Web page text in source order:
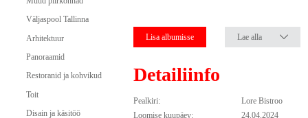
Väljaspool Tallinna
Arhitektuur
Panoraamid
Restoranid ja kohvikud
Toit
Disain ja käsitöö
Lisa albumisse Lae alla
Detailiinfo
Pealkiri:
Lore Bistroo
Loomise kuupäev:
24.04.2024